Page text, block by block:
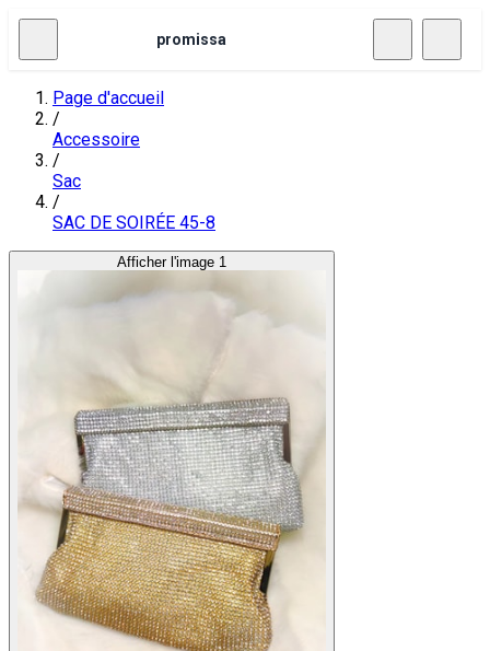
promissa
Page d'accueil
/
Accessoire
/
Sac
/
SAC DE SOIRÉE 45-8
Afficher l'image 1